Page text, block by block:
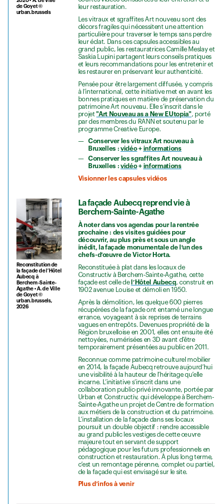
de Goyet ©
urban.brussels
leur restauration.
Les vitraux et sgraffites Art nouveau sont des
décors fragiles qui nécessitent une attention
particulière pour traverser le temps sans perdre
leur éclat. Dans ces capsules accessibles au
grand public, les restauratrices Camille Meslay et
Saskia Lupini partagent leurs conseils pratiques
et leurs recommandations pour les entretenir et
les restaurer en préservant leur authenticité.
Pensée pour être largement diffusée, y compris
à l’international, cette initiative met en avant les
bonnes pratiques en matière de préservation du
patrimoine Art nouveau. Elle s’inscrit dans le
projet"Art Nouveau as a New EUtopia", porté
par des membres du RANN et soutenu par le
programme Creative Europe.
Conserver les vitraux Art nouveau à
Bruxelles :vidéo + informations
Conserver les sgraffites Art nouveau à
Bruxelles :vidéo + informations
Visionner les capsules vidéos
Reconstitution de
la façade de l’Hôtel
Aubecq à
Berchem-Sainte-
Agathe • A. de Ville
de Goyet ©
urban.brussels,
2026
La façade Aubecq reprend vie à
Berchem-Sainte-Agathe
À noter dans vos agendas pour la rentrée
prochaine : des visites guidées pour
découvrir, au plus près et sous un angle
inédit, la façade monumentale de l’un des
chefs-d’œuvre de Victor Horta.
Reconstituée à plat dans les locaux de
Constructiv à Berchem-Sainte-Agathe, cette
façade est celle de l’Hôtel Aubecq, construit en
1902 avenue Louise et démoli en 1950.
Après la démolition, les quelque 600 pierres
récupérées de la façade ont entamé une longue
errance, voyageant à six reprises de terrains
vagues en entrepôts. Devenues propriété de la
Région bruxelloise en 2001, elles ont ensuite été
nettoyées, numérisées en 3D avant d’être
temporairement présentées au public en 2011.
Reconnue comme patrimoine culturel mobilier
en 2014, la façade Aubecq retrouve aujourd’hui
une visibilité à la hauteur de l’héritage qu’elle
incarne. L’initiative s’inscrit dans une
collaboration public-privé innovante, portée par
Urban et Constructiv, qui développe à Berchem-
Sainte-Agathe un projet de Centre de formation
aux métiers de la construction et du patrimoine.
L’installation de la façade dans ses locaux
poursuit un double objectif : rendre accessible
au grand public les vestiges de cette œuvre
majeure tout en servant de support
pédagogique pour les futurs professionnels en
construction et restauration. À plus long terme,
c’est un remontage pérenne, complet ou partiel,
de la façade qui est envisagé sur le site.
Plus d’infos à venir